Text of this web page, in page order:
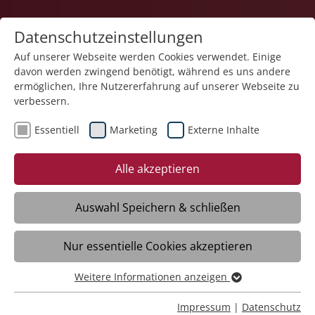
Service und Produkte
Brennholz, ofenfertig
Meckenbeuren
Datenschutzeinstellungen
Auf unserer Webseite werden Cookies verwendet. Einige
davon werden zwingend benötigt, während es uns andere
ermöglichen, Ihre Nutzererfahrung auf unserer Webseite zu
verbessern.
Essentiell Marketing Externe Inhalte
Alle akzeptieren
Auswahl Speichern & schließen
Nur essentielle Cookies akzeptieren
Essentiell
Essentielle Cookies werden für grundlegende Funktionen
Weitere Informationen anzeigen
Impressum | Datenschutz